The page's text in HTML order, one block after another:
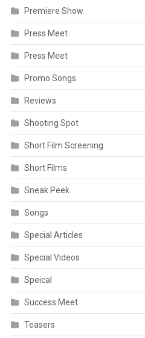
Premiere Show
Press Meet
Press Meet
Promo Songs
Reviews
Shooting Spot
Short Film Screening
Short Films
Sneak Peek
Songs
Special Articles
Special Videos
Speical
Success Meet
Teasers